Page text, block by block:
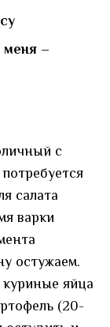
меня –
с
салата
варки
остужаем.
яйца
(20-